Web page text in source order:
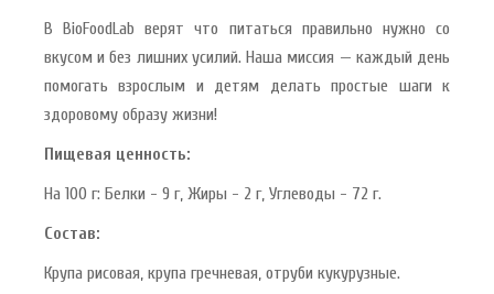
В BioFoodLab верят что питаться правильно нужно со
вкусом и без лишних усилий. Наша миссия — каждый день
помогать взрослым и детям делать простые шаги к
здоровому образу жизни!
Пищевая ценность:
На 100 г: Белки - 9 г, Жиры - 2 г, Углеводы - 72 г.
Состав:
Крупа рисовая, крупа гречневая, отруби кукурузные.